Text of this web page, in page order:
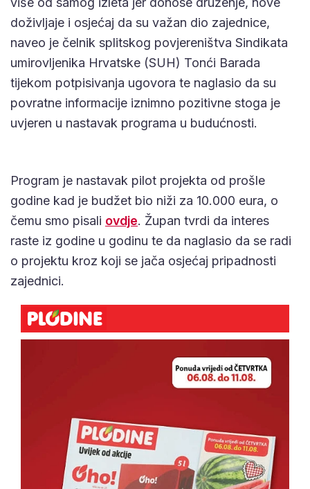
doživljaje i osjećaj da su važan dio zajednice,
naveo je čelnik splitskog povjereništva Sindikata
umirovljenika Hrvatske (SUH) Tonći Barada
tijekom potpisivanja ugovora te naglasio da su
povratne informacije iznimno pozitivne stoga je
uvjeren u nastavak programa u budućnosti.
Program je nastavak pilot projekta od prošle
godine kad je budžet bio niži za 10.000 eura, o
čemu smo pisali ovdje. Župan tvrdi da interes
raste iz godine u godinu te da naglasio da se radi
o projektu kroz koji se jača osjećaj pripadnosti
zajednici.